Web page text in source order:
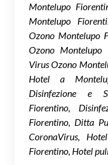
Montelupo
Montelupo
Ozono Montelupo
Ozono Montelupo
Virus Ozono
Hotel a
Disinfezione e
Fiorentino,
Fiorentino, Ditta
CoronaVirus,
Fiorentino, Hotel